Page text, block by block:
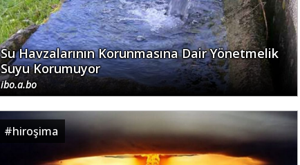
Su Havzalarının Korunmasına Dair Yönetmelik
Suyu Korumuyor
ibo.a.bo
#hiroşima